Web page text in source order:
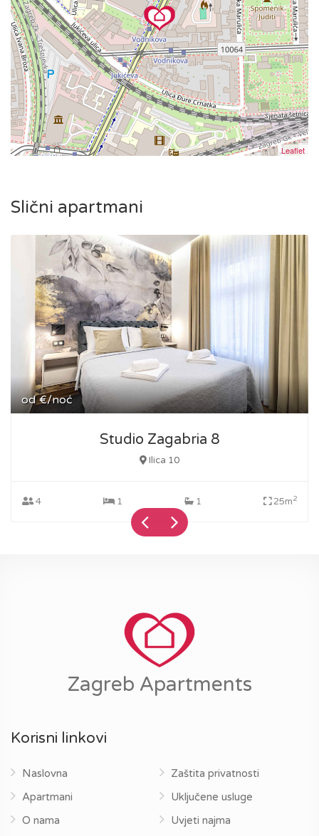
Objekt nudi parking za goste koji se nalazi u samoj blizini
smještaja.
Studio se nalazi na drugom katu, a do njega možete doći
liftom.
Leaflet
Slični apartmani
od €/noć
Studio Zagabria 8
Ilica 10
4 1 1 25m2
Zagreb Apartments
Korisni linkovi
Naslovna
Apartmani
O nama
Zaštita privatnosti
Uključene usluge
Uvjeti najma